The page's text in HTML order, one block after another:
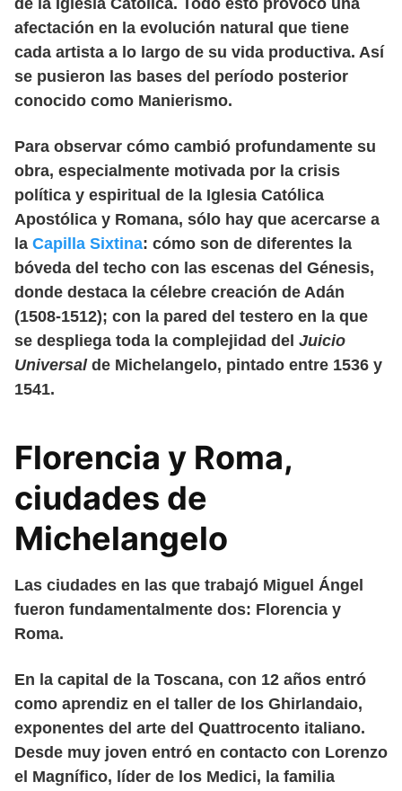
de la Iglesia Católica. Todo esto provocó una
afectación en la evolución natural que tiene
cada artista a lo largo de su vida productiva. Así
se pusieron las bases del período posterior
conocido como Manierismo.
Para observar cómo cambió profundamente su
obra, especialmente motivada por la crisis
política y espiritual de la Iglesia Católica
Apostólica y Romana, sólo hay que acercarse a
la Capilla Sixtina: cómo son de diferentes la
bóveda del techo con las escenas del Génesis,
donde destaca la célebre creación de Adán
(1508-1512); con la pared del testero en la que
se despliega toda la complejidad del Juicio
Universalde Michelangelo, pintado entre 1536 y
1541.
Florencia y Roma,
ciudades de
Michelangelo
Las ciudades en las que trabajó Miguel Ángel
fueron fundamentalmente dos: Florencia y
Roma.
En la capital de la Toscana, con 12 años entró
como aprendiz en el taller de los Ghirlandaio,
exponentes del arte del Quattrocento italiano.
Desde muy joven entró en contacto con Lorenzo
el Magnífico, líder de los Medici, la familia